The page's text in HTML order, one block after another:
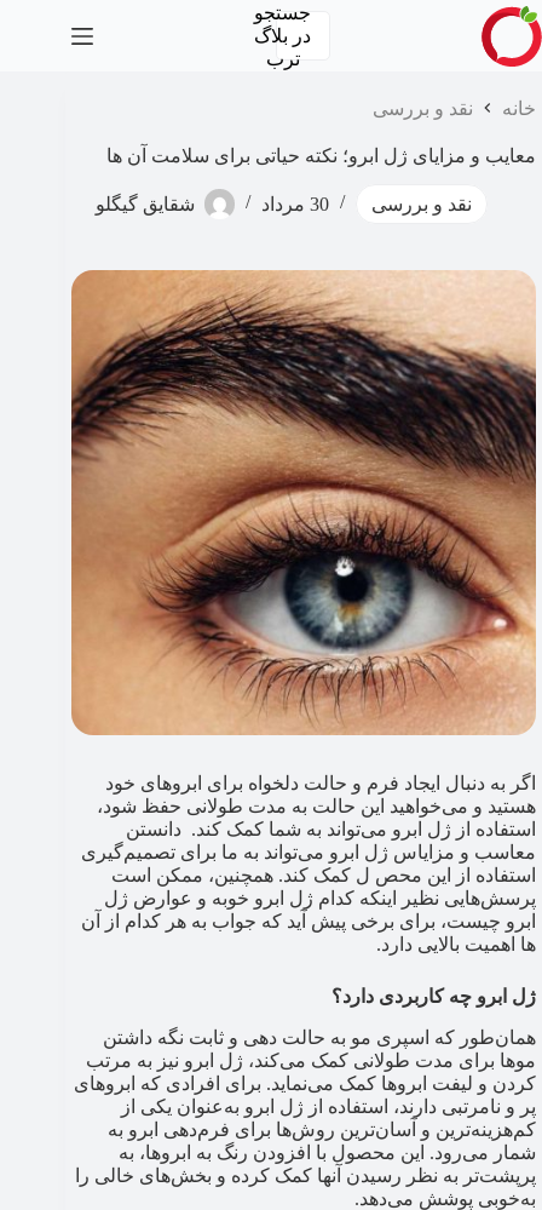
پرش
به
محتوا
جستجو
در بلاگ
ترب
خانه نقد و بررسی
معایب و مزایای ژل ابرو؛ نکته حیاتی برای سلامت آن ها
نقد و بررسی 30 مرداد شقایق گیگلو
اگر به دنبال ایجاد فرم و حالت دلخواه برای ابروهای خود
هستید و می‌خواهید این حالت به مدت طولانی حفظ شود،
استفاده از ژل ابرو می‌تواند به شما کمک کند. دانستن
معاسب و مزایاس ژل ابرو می‌تواند به ما برای تصمیم‌گیری
استفاده از این محص ل کمک کند. همچنین، ممکن است
پرسش‌هایی نظیر اینکه کدام ژل ابرو خوبه و عوارض ژل
ابرو چیست، برای برخی پیش آید که جواب به هر کدام از آن
ها اهمیت بالایی دارد.
ژل ابرو چه کاربردی دارد؟
همان‌طور که اسپری مو به حالت دهی و ثابت نگه داشتن
موها برای مدت طولانی کمک می‌کند، ژل ابرو نیز به مرتب
کردن و لیفت ابروها کمک می‌نماید. برای افرادی که ابروهای
پر و نامرتبی دارند، استفاده از ژل ابرو به‌عنوان یکی از
کم‌هزینه‌ترین و آسان‌ترین روش‌ها برای فرم‌دهی ابرو به
شمار می‌رود. این محصول با افزودن رنگ به ابروها، به
پرپشت‌تر به نظر رسیدن آنها کمک کرده و بخش‌های خالی را
به‌خوبی پوشش می‌دهد.